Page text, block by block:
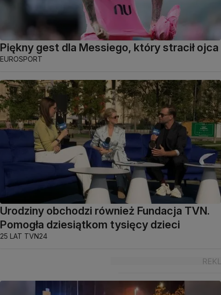
Piękny gest dla Messiego, który stracił ojca
EUROSPORT
Urodziny obchodzi również Fundacja TVN.
Pomogła dziesiątkom tysięcy dzieci
25 LAT TVN24